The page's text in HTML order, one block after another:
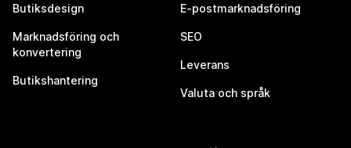
Butiksdesign
Marknadsföring och
konvertering
Butikshantering
E-postmarknadsföring
SEO
Leverans
Valuta och språk